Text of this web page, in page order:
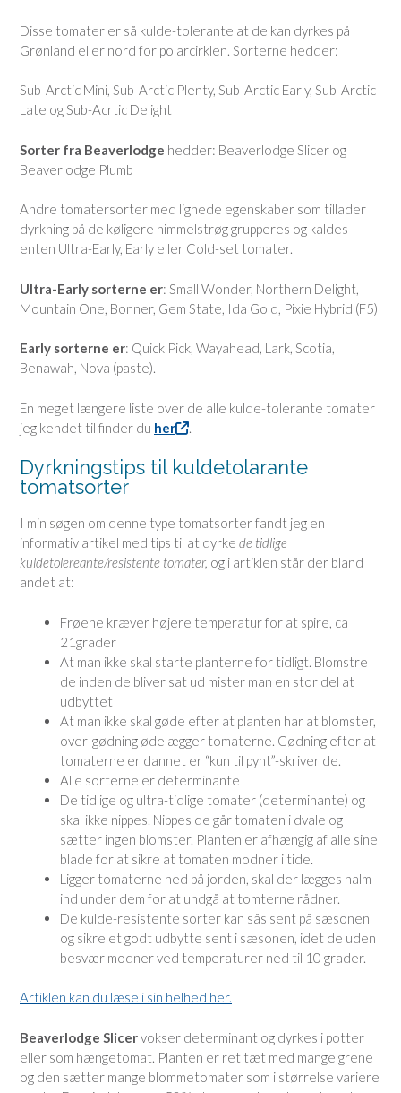
Disse tomater er så kulde-tolerante at de kan dyrkes på
Grønland eller nord for polarcirklen. Sorterne hedder:
Sub-Arctic Mini, Sub-Arctic Plenty, Sub-Arctic Early, Sub-Arctic
Late og Sub-Acrtic Delight
Sorter fra Beaverlodge hedder: Beaverlodge Slicer og
Beaverlodge Plumb
Andre tomatersorter med lignede egenskaber som tillader
dyrkning på de køligere himmelstrøg grupperes og kaldes
enten Ultra-Early, Early eller Cold-set tomater.
Ultra-Early sorterne er: Small Wonder, Northern Delight,
Mountain One, Bonner, Gem State, Ida Gold, Pixie Hybrid (F5)
Early sorterne er: Quick Pick, Wayahead, Lark, Scotia,
Benawah, Nova (paste).
En meget længere liste over de alle kulde-tolerante tomater
jeg kendet til finder du her .
Dyrkningstips til kuldetolarante
tomatsorter
I min søgen om denne type tomatsorter fandt jeg en
informativ artikel med tips til at dyrke de tidlige
kuldetolereante/resistente tomater, og i artiklen står der bland
andet at:
Frøene kræver højere temperatur for at spire, ca
21grader
At man ikke skal starte planterne for tidligt. Blomstre
de inden de bliver sat ud mister man en stor del at
udbyttet
At man ikke skal gøde efter at planten har at blomster,
over-gødning ødelægger tomaterne. Gødning efter at
tomaterne er dannet er “kun til pynt”-skriver de.
Alle sorterne er determinante
De tidlige og ultra-tidlige tomater (determinante) og
skal ikke nippes. Nippes de går tomaten i dvale og
sætter ingen blomster. Planten er afhængig af alle sine
blade for at sikre at tomaten modner i tide.
Ligger tomaterne ned på jorden, skal der lægges halm
ind under dem for at undgå at tomterne rådner.
De kulde-resistente sorter kan sås sent på sæsonen
og sikre et godt udbytte sent i sæsonen, idet de uden
besvær modner ved temperaturer ned til 10 grader.
Artiklen kan du læse i sin helhed her.
Beaverlodge Slicervokser determinant og dyrkes i potter
eller som hængetomat. Planten er ret tæt med mange grene
og den sætter mange blommetomater som i størrelse variere